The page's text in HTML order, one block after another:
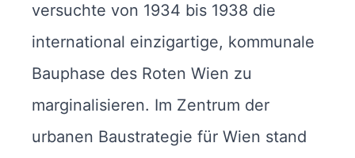
versuchte von 1934 bis 1938 die
international einzigartige, kommunale
Bauphase des Roten Wien zu
marginalisieren. Im Zentrum der
urbanen Baustrategie für Wien stand